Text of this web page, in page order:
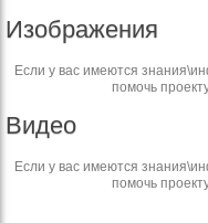
Изображения
Если у вас имеются
помочь
Видео
Если у вас имеются
помочь